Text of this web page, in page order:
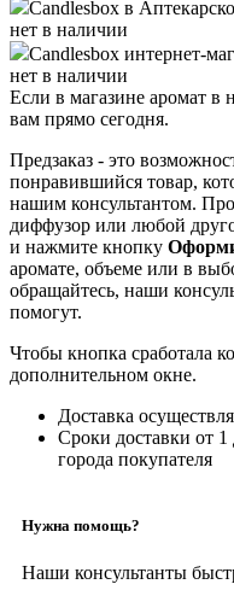
Candlesbox в
нет в наличии
Candlesbox интернет-
нет в наличии
Если в магазине аромат в
вам прямо сегодня.
Предзаказ - это
понравившийся товар,
нашим консультантом.
диффузор или любой
и нажмите кнопку
аромате, объеме или в
обращайтесь, наши
помогут.
Чтобы кнопка сработала
дополнительном окне.
Доставка
Сроки доставки от 1
города покупателя
Нужна помощь?
Наши консультанты